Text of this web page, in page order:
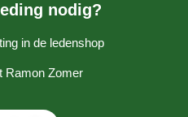
nodig?
in de ledenshop
Ramon Zomer